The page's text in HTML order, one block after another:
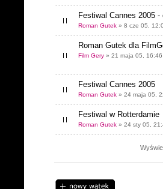
Festiwal Cannes 2005
Roman Gutek » 8 cze 05,
Roman Gutek dla
Film Gery » 21 maja 05, 16:46
Festiwal Cannes 2005
Roman Gutek » 24 maja 05,
Festiwal w Rotterdamie
Roman Gutek » 24 sty 05,
Napisz wątek